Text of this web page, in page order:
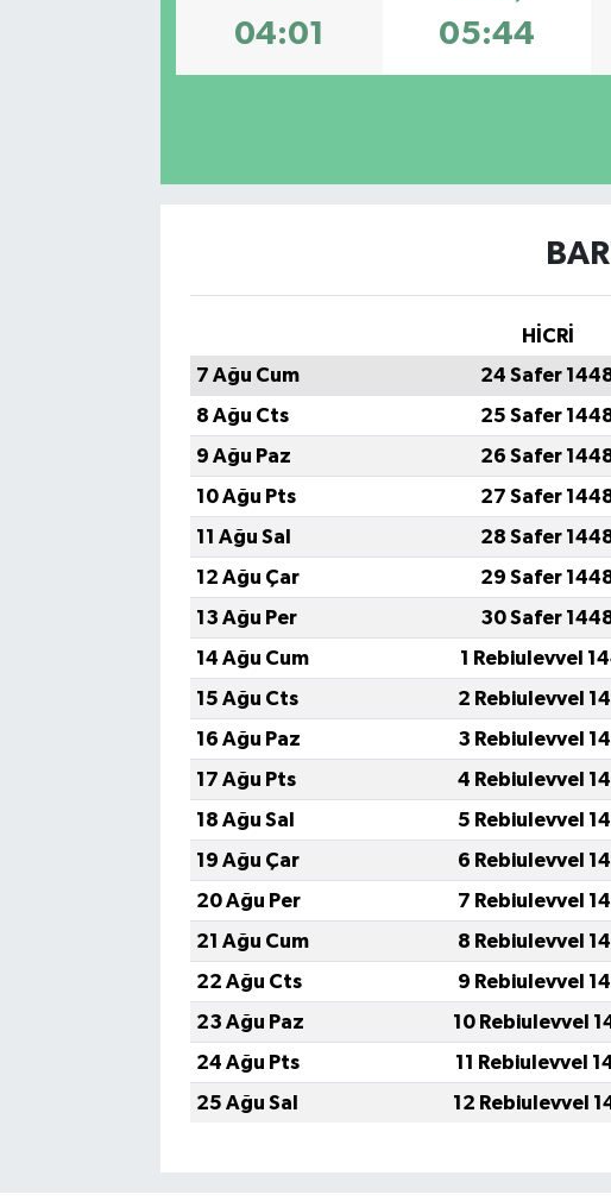
04:01 05:44
HİCRİ
7 Ağu Cum
24 Safer
8 Ağu Cts
25 Safer
9 Ağu Paz
26 Safer
10 Ağu Pts
27 Safer
11 Ağu Sal
28 Safer
12 Ağu Çar
29 Safer
13 Ağu Per
30 Safer
14 Ağu Cum
1 Rebiulevvel
15 Ağu Cts
2 Rebiulevvel
16 Ağu Paz
3 Rebiulevvel
17 Ağu Pts
4 Rebiulevvel
18 Ağu Sal
5 Rebiulevvel
19 Ağu Çar
6 Rebiulevvel
20 Ağu Per
7 Rebiulevvel
21 Ağu Cum
8 Rebiulevvel
22 Ağu Cts
9 Rebiulevvel
23 Ağu Paz
10 Rebiulevvel
24 Ağu Pts
11 Rebiulevvel
25 Ağu Sal
12 Rebiulevvel